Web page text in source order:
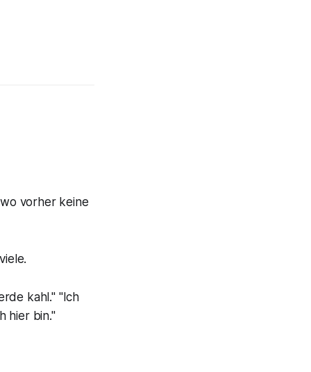
vorher keine
kahl." "Ich
hier bin."